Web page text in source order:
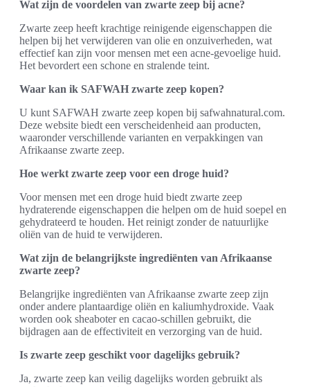
Wat zijn de voordelen van zwarte zeep bij acne?
Zwarte zeep heeft krachtige reinigende eigenschappen die
helpen bij het verwijderen van olie en onzuiverheden, wat
effectief kan zijn voor mensen met een acne-gevoelige huid.
Het bevordert een schone en stralende teint.
Waar kan ik SAFWAH zwarte zeep kopen?
U kunt SAFWAH zwarte zeep kopen bij safwahnatural.com.
Deze website biedt een verscheidenheid aan producten,
waaronder verschillende varianten en verpakkingen van
Afrikaanse zwarte zeep.
Hoe werkt zwarte zeep voor een droge huid?
Voor mensen met een droge huid biedt zwarte zeep
hydraterende eigenschappen die helpen om de huid soepel en
gehydrateerd te houden. Het reinigt zonder de natuurlijke
oliën van de huid te verwijderen.
Wat zijn de belangrijkste ingrediënten van Afrikaanse
zwarte zeep?
Belangrijke ingrediënten van Afrikaanse zwarte zeep zijn
onder andere plantaardige oliën en kaliumhydroxide. Vaak
worden ook sheaboter en cacao-schillen gebruikt, die
bijdragen aan de effectiviteit en verzorging van de huid.
Is zwarte zeep geschikt voor dagelijks gebruik?
Ja, zwarte zeep kan veilig dagelijks worden gebruikt als